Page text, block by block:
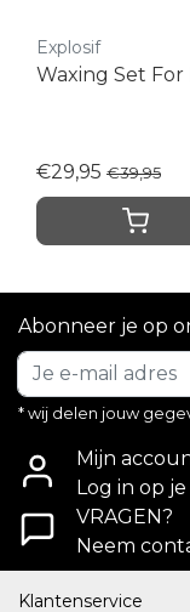
Explosif
Waxing Set For
€29,95 €39,95
Abonneer je op
* wij delen jouw
Mijn
Log in op
VRAGEN?
Neem
Klantenservice